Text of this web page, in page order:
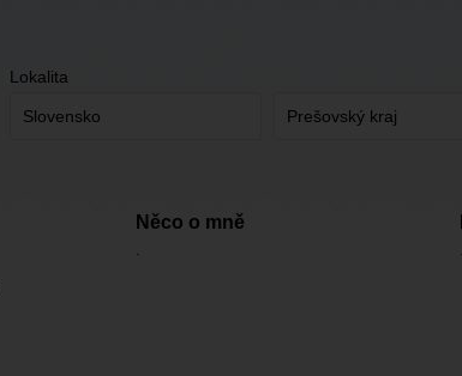
Lokalita
Něco o mně